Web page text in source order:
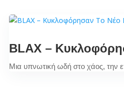
BLAX –
Μια υπνωτική ωδή στο χάος, την